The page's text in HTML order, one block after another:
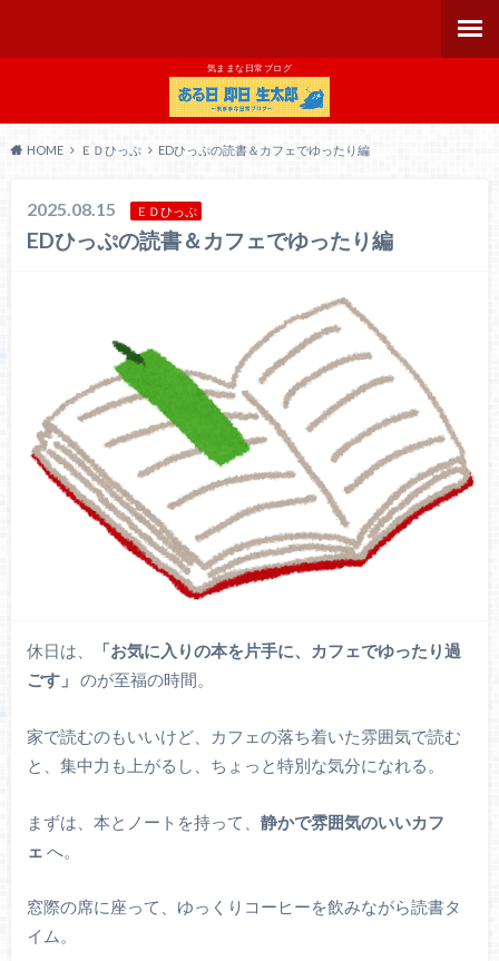
気ままな日常ブログ
HOME ＥＤひっぷ EDひっぷの読書＆カフェでゆったり編
2025.08.15 ＥＤひっぷ
EDひっぷの読書＆カフェでゆったり編
休日は、
「お気に入りの本を片手に、カフェでゆったり過
ごす」
のが至福の時間。
家で読むのもいいけど、カフェの落ち着いた雰囲気で読む
と、集中力も上がるし、ちょっと特別な気分になれる。
まずは、本とノートを持って、 静かで雰囲気のいいカフ
ェ へ。
窓際の席に座って、ゆっくりコーヒーを飲みながら読書タ
イム。